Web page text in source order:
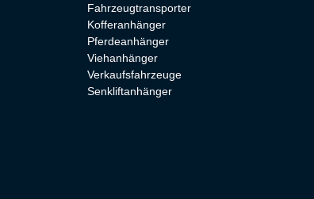
Fahrzeugtransporter
Kofferanhänger
Pferdeanhänger
Viehanhänger
Verkaufsfahrzeuge
Senkliftanhänger